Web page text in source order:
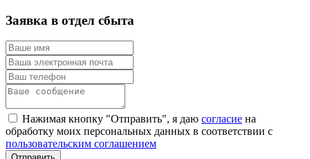
Заявка в отдел сбыта
Нажимая кнопку "Отправить", я даю согласие на
обработку моих персональных данных в соответствии с
пользовательским соглашением